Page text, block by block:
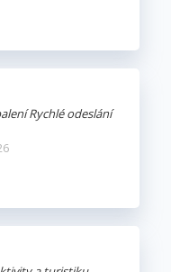
Rychlé odeslání